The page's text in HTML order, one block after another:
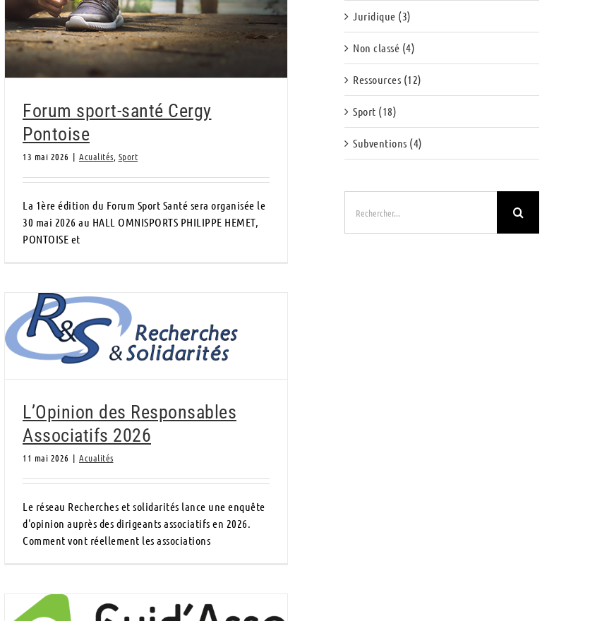
Forum sport-santé Cergy
Pontoise
13 mai 2026 | Acualités Sport
La 1ère édition du Forum Sport Santé sera organisée le
30 mai 2026 au HALL OMNISPORTS PHILIPPE HEMET,
PONTOISE et
L’Opinion des Responsables Associatifs
2026
L’Opinion des Responsables
Associatifs 2026
11 mai 2026 | Acualités
Le réseau Recherches et solidarités lance une enquête
d'opinion auprès des dirigeants associatifs en 2026.
Comment vont réellement les associations
Juridique (3)
Non classé (4)
Ressources (12)
Sport (18)
Subventions (4)